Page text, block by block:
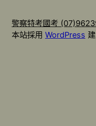
警察特考國考
本站採用 WordPress